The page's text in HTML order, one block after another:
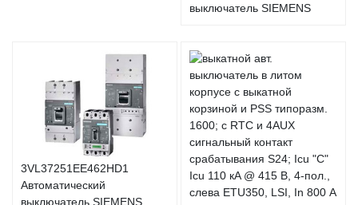
выключатель SIEMENS
3VL37251EE462HD1
Автоматический
выключатель SIEMENS